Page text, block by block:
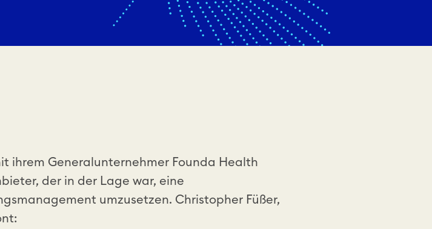
ihrem Generalunternehmer Founda Health
der in der Lage war, eine
umzusetzen. Christopher Füßer,